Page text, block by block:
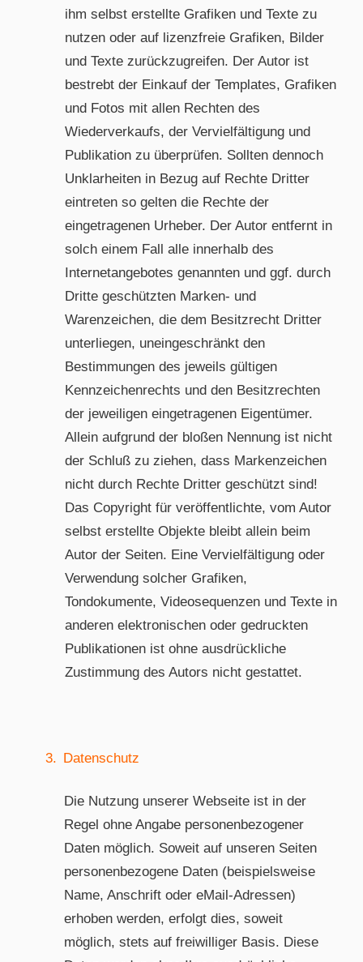
ihm selbst erstellte Grafiken und Texte zu
nutzen oder auf lizenzfreie Grafiken, Bilder
und Texte zurückzugreifen. Der Autor ist
bestrebt der Einkauf der Templates, Grafiken
und Fotos mit allen Rechten des
Wiederverkaufs, der Vervielfältigung und
Publikation zu überprüfen. Sollten dennoch
Unklarheiten in Bezug auf Rechte Dritter
eintreten so gelten die Rechte der
eingetragenen Urheber. Der Autor entfernt in
solch einem Fall alle innerhalb des
Internetangebotes genannten und ggf. durch
Dritte geschützten Marken- und
Warenzeichen, die dem Besitzrecht Dritter
unterliegen, uneingeschränkt den
Bestimmungen des jeweils gültigen
Kennzeichenrechts und den Besitzrechten
der jeweiligen eingetragenen Eigentümer.
Allein aufgrund der bloßen Nennung ist nicht
der Schluß zu ziehen, dass Markenzeichen
nicht durch Rechte Dritter geschützt sind!
Das Copyright für veröffentlichte, vom Autor
selbst erstellte Objekte bleibt allein beim
Autor der Seiten. Eine Vervielfältigung oder
Verwendung solcher Grafiken,
Tondokumente, Videosequenzen und Texte in
anderen elektronischen oder gedruckten
Publikationen ist ohne ausdrückliche
Zustimmung des Autors nicht gestattet.
3. Datenschutz
Die Nutzung unserer Webseite ist in der
Regel ohne Angabe personenbezogener
Daten möglich. Soweit auf unseren Seiten
personenbezogene Daten (beispielsweise
Name, Anschrift oder eMail-Adressen)
erhoben werden, erfolgt dies, soweit
möglich, stets auf freiwilliger Basis. Diese